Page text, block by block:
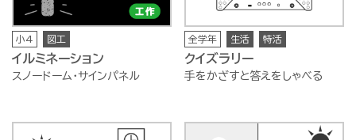
小4 図工
イルミネーション
スノードーム・サインパネル
全学年 生活 特活
クイズラリー
手をかざすと答えをしゃべる